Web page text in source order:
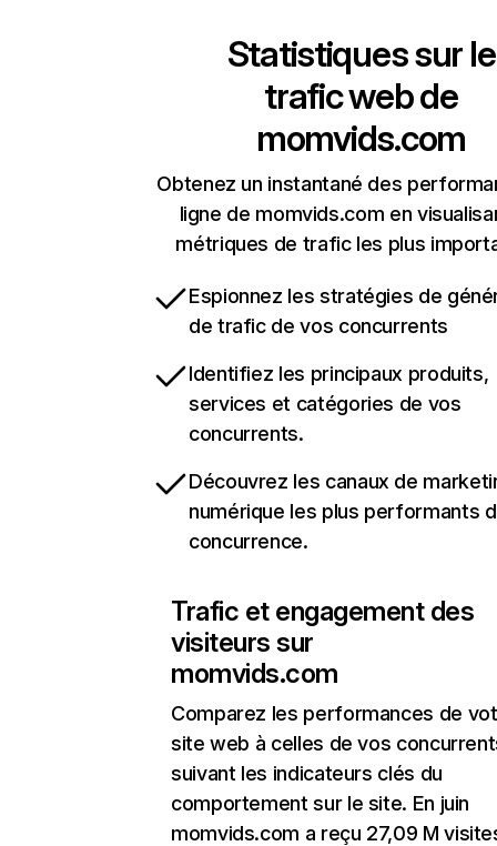
Statistiques sur le
trafic web de
momvids.com
Obtenez un instantané des
ligne de momvids.com en
métriques de trafic les plus
Espionnez les stratégies de
de trafic de vos concurrents
Identifiez les principaux produits,
services et catégories de vos
concurrents.
Découvrez les canaux de
numérique les plus performants
concurrence.
Trafic et engagement des
visiteurs sur
momvids.com
Comparez les performances de
site web à celles de vos
suivant les indicateurs clés du
comportement sur le site. En juin
momvids.com a reçu 27,09 M